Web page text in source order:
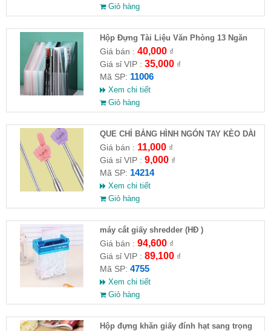
Giỏ hàng
Hộp Đựng Tài Liệu Văn Phòng 13 Ngăn
Giá bán : 40,000₫
Giá sỉ VIP : 35,000₫
Mã SP: 11006
Xem chi tiết
Giỏ hàng
QUE CHỈ BẢNG HÌNH NGÓN TAY KÈO DÀI
68CM
Giá bán : 11,000₫
Giá sỉ VIP : 9,000₫
Mã SP: 14214
Xem chi tiết
Giỏ hàng
máy cắt giấy shredder (HĐ )
Giá bán : 94,600₫
Giá sỉ VIP : 89,100₫
Mã SP: 4755
Xem chi tiết
Giỏ hàng
Hộp đựng khăn giấy đính hạt sang trọng